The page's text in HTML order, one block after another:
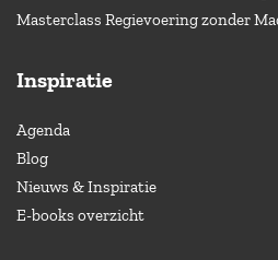
Masterclass Regievoering zonder
Inspiratie
Agenda
Blog
Nieuws & Inspiratie
E-books overzicht